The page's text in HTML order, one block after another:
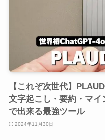
【これぞ次世代】
文字起こし・要約・マ
で出来る最強ツール
2024年11月30日